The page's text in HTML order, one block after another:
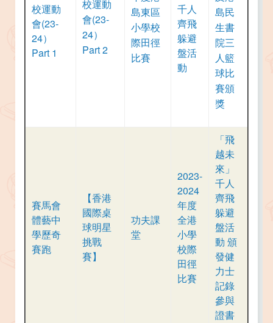
校運動
會(23-
24）
Part 1
校運動
會(23-
24）
Part 2
島東區
小學校
際田徑
比賽
千人
齊飛
躲避
盤活
動
島民
生書
院三
人籃
球比
賽頒
獎
賽馬會
體藝中
學歷奇
賽跑
【香港
國際桌
球明星
挑戰
賽】
功夫課
堂
2023-
2024
年度
全港
小學
校際
田徑
比賽
「飛
越未
來」
千人
齊飛
躲避
盤活
動 頒
發健
力士
記錄
參與
證書